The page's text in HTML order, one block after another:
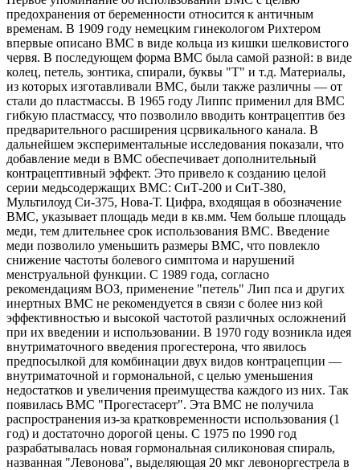
предохра­нения от беременности относится к античным
временам. В 1909 году немецким гинекологом Рихтером
впервые описано ВМС в виде коль­ца из кишки шелковистого
червя. В последующем форма ВМС была самой разной: в виде
колец, петель, зонтика, спирали, буквы "Т" и т.д. Материалы,
из которых изготавливали ВМС, были также раз­личны — от
стали до пластмассы. В 1965 году Липпс применил для ВМС
гибкую пластмассу, что позволило вводить контрацептив без
предварительного расширения цсрвикального канала. В
дальнейшем экспериментальные исследования показали, что
добавление меди в ВМС обеспечивает дополнительный
контрацептивный эффект. Это привело к созданию целой
серии медьсодержащих ВМС: СиТ-200 и СиТ-380,
Мультилоуд Си-375, Нова-Т. Цифра, входящая в обозна­чение
ВМС, указывает площадь меди в кв.мм. Чем больше пло­щадь
меди, тем длительнее срок использования ВМС. Введение
меди позволило уменьшить размеры ВМС, что повлекло
снижение час­тоты болевого симптома и нарушений
менструальной функции. С 1989 года, согласно
рекомендациям ВОЗ, применение "петель" Лип пса и других
инертных ВМС не рекомендуется в связи с более низ кой
эффективностью и высокой частотой различных осложнений
при их введении и использовании. В 1970 году возникла идея
внутриматочного введения прогестерона, что явилось
предпосылкой для комбинации двух видов контрацепции —
внутриматочной и гормональной, с целью уменьшения
недостатков и увеличения преимущества каждого из них. Так
появилась ВМС "Прогестасерт". Эта ВМС не получила
распространения из-за кратковременности использования (1
год) и достаточно дорогой цены. С 1975 по 1990 год
разрабатыва­лась новая гормональная силиконовая спираль,
названная "Левонова", выделяющая 20 мкг левоноргестрела в